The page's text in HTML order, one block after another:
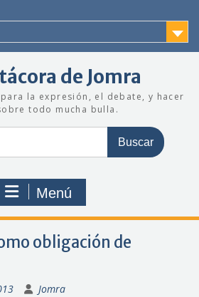
de Jomra
la expresión, el debate, y hacer
todo mucha bulla.
Menú
obligación de
Jomra